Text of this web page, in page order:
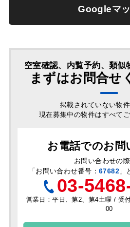
Googleマ
空室確認、内覧予約、類似
まずはお問合せ
掲載されていない物
現在募集中の物件はすべて
お電話でのお問
お問い合わせの際
「お問い合わせ番号： 67682 」
03-
営業日：平日、第2、第4土曜 / 受
00